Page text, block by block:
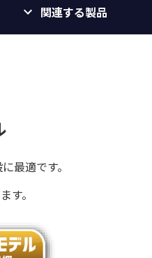
関連する製品
最適です。
す。